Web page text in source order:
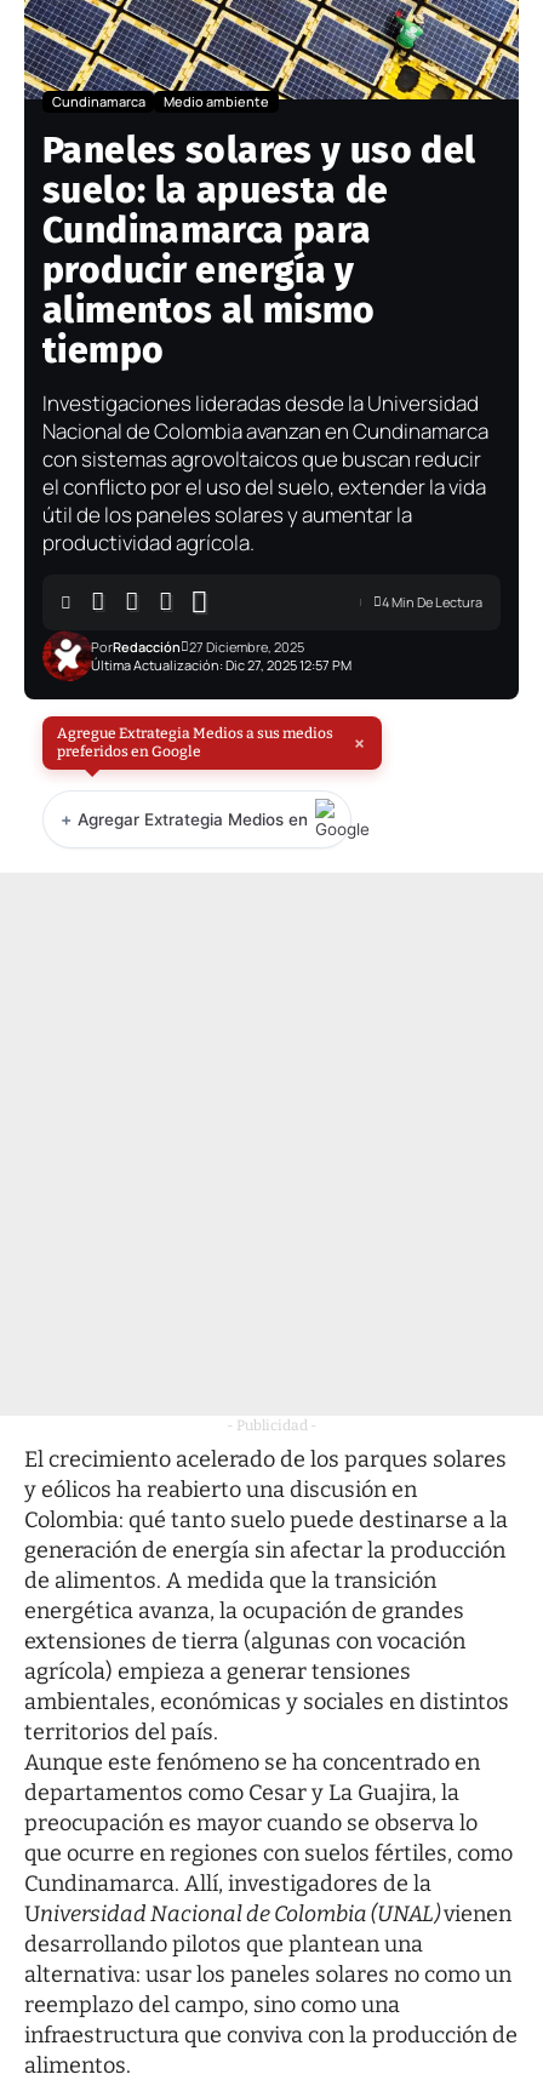
Cundinamarca Medio ambiente
Paneles solares y uso del
suelo: la apuesta de
Cundinamarca para
producir energía y
alimentos al mismo
tiempo
Investigaciones lideradas desde la Universidad
Nacional de Colombia avanzan en Cundinamarca
con sistemas agrovoltaicos que buscan reducir
el conflicto por el uso del suelo, extender la vida
útil de los paneles solares y aumentar la
productividad agrícola.
Última Actualización: Dic 27, 2025 12:57 PM
PorRedacción 27 Diciembre, 2025
4 Min De Lectura
Agregue Extrategia Medios a sus medios
preferidos en Google
×
+ Agregar Extrategia Medios en
- Publicidad -
El crecimiento acelerado de los parques solares
y eólicos ha reabierto una discusión en
Colombia: qué tanto suelo puede destinarse a la
generación de energía sin afectar la producción
de alimentos. A medida que la transición
energética avanza, la ocupación de grandes
extensiones de tierra (algunas con vocación
agrícola) empieza a generar tensiones
ambientales, económicas y sociales en distintos
territorios del país.
Aunque este fenómeno se ha concentrado en
departamentos como Cesar y La Guajira, la
preocupación es mayor cuando se observa lo
que ocurre en regiones con suelos fértiles, como
Cundinamarca. Allí, investigadores de la
Universidad Nacional de Colombia (UNAL)vienen
desarrollando pilotos que plantean una
alternativa: usar los paneles solares no como un
reemplazo del campo, sino como una
infraestructura que conviva con la producción de
alimentos.